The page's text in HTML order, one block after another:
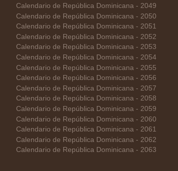
Calendario de República Dominicana - 2049
Calendario de República Dominicana - 2050
Calendario de República Dominicana - 2051
Calendario de República Dominicana - 2052
Calendario de República Dominicana - 2053
Calendario de República Dominicana - 2054
Calendario de República Dominicana - 2055
Calendario de República Dominicana - 2056
Calendario de República Dominicana - 2057
Calendario de República Dominicana - 2058
Calendario de República Dominicana - 2059
Calendario de República Dominicana - 2060
Calendario de República Dominicana - 2061
Calendario de República Dominicana - 2062
Calendario de República Dominicana - 2063